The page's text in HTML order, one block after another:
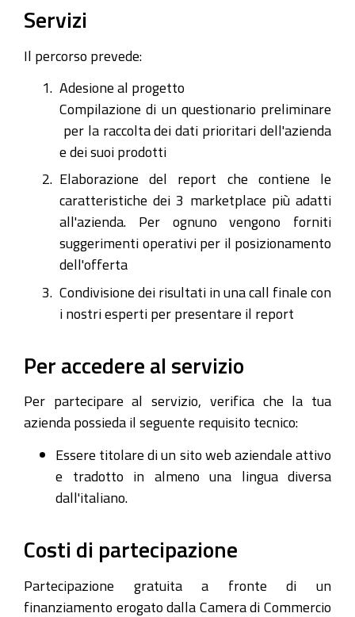
Servizi
Il percorso prevede:
Adesione al progetto
Compilazione di un questionario preliminare
per la raccolta dei dati prioritari dell'azienda
e dei suoi prodotti
Elaborazione del report che contiene le
caratteristiche dei 3 marketplace più adatti
all'azienda. Per ognuno vengono forniti
suggerimenti operativi per il posizionamento
dell'offerta
Condivisione dei risultati in una call finale con
i nostri esperti per presentare il report
Per accedere al servizio
Per partecipare al servizio, verifica che la tua
azienda possieda il seguente requisito tecnico:
Essere titolare di un sito web aziendale attivo
e tradotto in almeno una lingua diversa
dall'italiano.
Costi di partecipazione
Partecipazione gratuita a fronte di un
finanziamento erogato dalla Camera di Commercio